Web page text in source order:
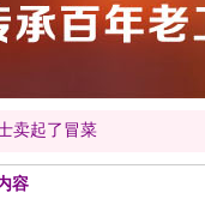
卖起了冒菜
容